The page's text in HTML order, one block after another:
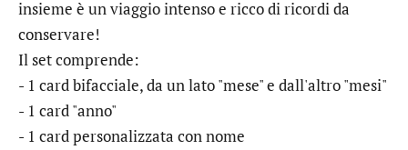
insieme è un viaggio intenso e ricco di ricordi da
conservare!
Il set comprende:
- 1 card bifacciale, da un lato "mese" e dall'altro "mesi"
- 1 card "anno"
- 1 card personalizzata con nome